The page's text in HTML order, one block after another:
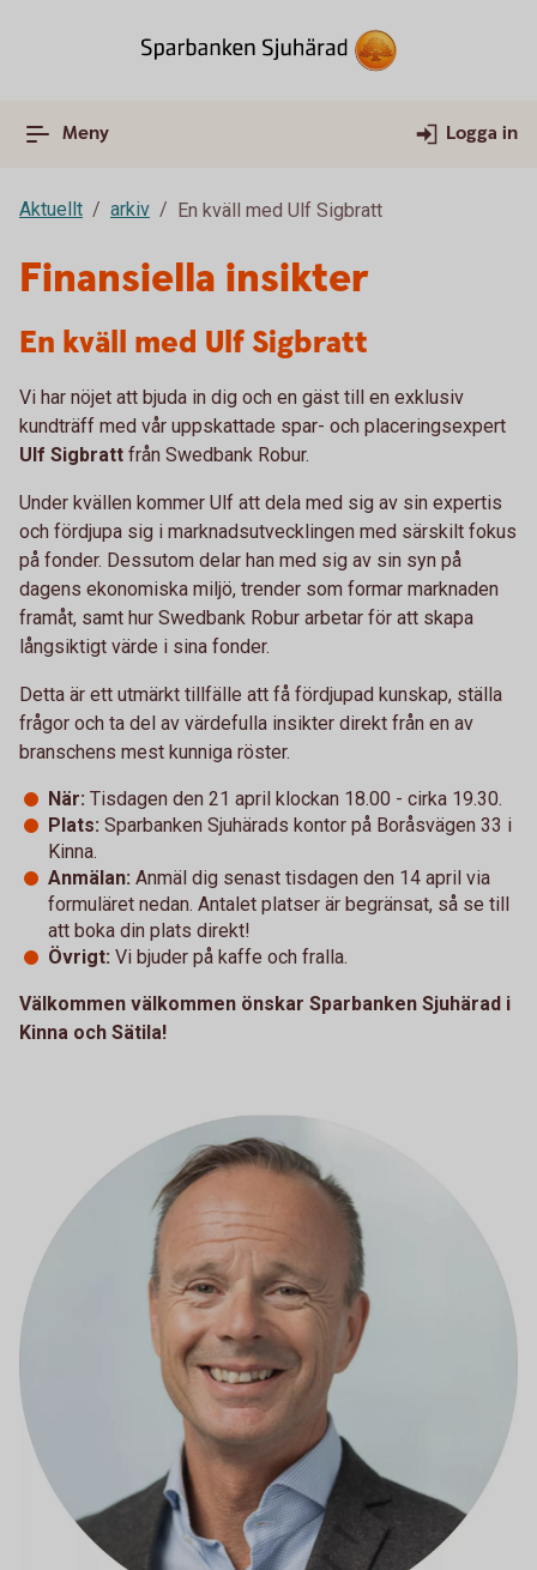
Meny Logga in
Aktuellt arkiv En kväll med Ulf Sigbratt
Finansiella insikter
En kväll med Ulf Sigbratt
Vi har nöjet att bjuda in dig och en gäst till en exklusiv
kundträff med vår uppskattade spar- och placeringsexpert
Ulf Sigbratt från Swedbank Robur.
Under kvällen kommer Ulf att dela med sig av sin expertis
och fördjupa sig i marknadsutvecklingen med särskilt fokus
på fonder. Dessutom delar han med sig av sin syn på
dagens ekonomiska miljö, trender som formar marknaden
framåt, samt hur Swedbank Robur arbetar för att skapa
långsiktigt värde i sina fonder.
Detta är ett utmärkt tillfälle att få fördjupad kunskap, ställa
frågor och ta del av värdefulla insikter direkt från en av
branschens mest kunniga röster.
När: Tisdagen den 21 april klockan 18.00 - cirka 19.30.
Plats: Sparbanken Sjuhärads kontor på Boråsvägen 33 i
Kinna.
Anmälan: Anmäl dig senast tisdagen den 14 april via
formuläret nedan. Antalet platser är begränsat, så se till
att boka din plats direkt!
Övrigt: Vi bjuder på kaffe och fralla.
Välkommen välkommen önskar Sparbanken Sjuhärad i
Kinna och Sätila!